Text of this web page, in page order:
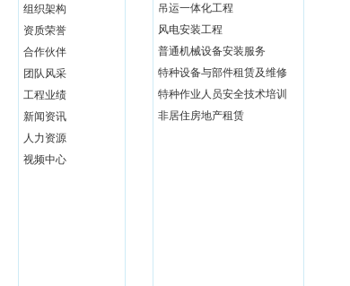
组织架构
资质荣誉
合作伙伴
团队风采
工程业绩
新闻资讯
人力资源
视频中心
吊运一体化工程
风电安装工程
普通机械设备安装服务
特种设备与部件租赁及维修
特种作业人员安全技术培训
非居住房地产租赁